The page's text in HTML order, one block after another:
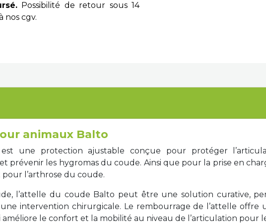
Possibilité de retour sous 14
nos cgv.
animaux Balto
une protection ajustable conçue pour protéger
prévenir les hygromas du coude. Ainsi que pour la prise en
pour l’arthrose du coude.
l’attelle du coude Balto peut être une solution curative,
une intervention chirurgicale. Le rembourrage de l’attelle
le confort et la mobilité au niveau de l’articulation pour